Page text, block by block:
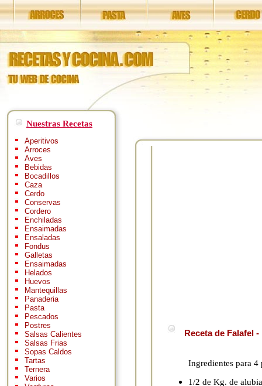
Nuestras Recetas
Aperitivos
Arroces
Aves
Bebidas
Bocadillos
Caza
Cerdo
Conservas
Cordero
Enchiladas
Ensaimadas
Ensaladas
Fondus
Galletas
Ensaimadas
Helados
Huevos
Mantequillas
Panaderia
Pasta
Pescados
Postres
Salsas Calientes
Salsas Frias
Sopas Caldos
Tartas
Ternera
Varios
Receta de Falafel
Ingredientes para 4
1/2 de Kg. de